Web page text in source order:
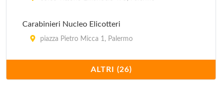
Carabinieri Nucleo Elicotteri
piazza Pietro Micca 1, Palermo
Carabinieri Nucleo Radiomobile
corso Calatafimi 92, Palermo
ALTRI (26)